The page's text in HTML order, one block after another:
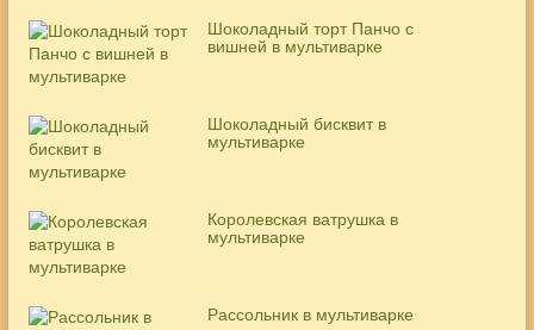
Шоколадный торт Панчо с
вишней в мультиварке
Шоколадный бисквит в
мультиварке
Королевская ватрушка в
мультиварке
Рассольник в мультиварке